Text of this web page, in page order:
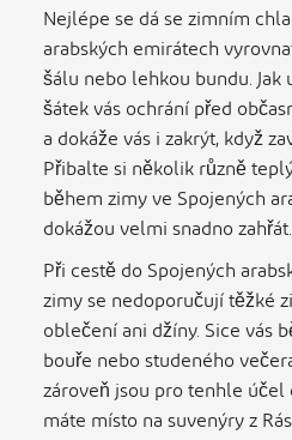
Nejlépe se dá se zimním
arabských emirátech
šálu nebo lehkou bundu.
šátek vás ochrání před
a dokáže vás i zakrýt, když
Přibalte si několik různě
během zimy ve Spojených
dokážou velmi snadno zahřát.
Při cestě do Spojených
zimy se nedoporučují těžké
oblečení ani džíny. Sice vás
bouře nebo studeného
zároveň jsou pro tenhle
máte místo na suvenýry z